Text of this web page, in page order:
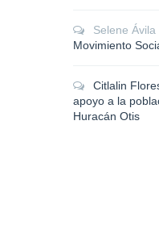
Selene Ávila
Movimiento
Citlalin
apoyo a la
Huracán Otis